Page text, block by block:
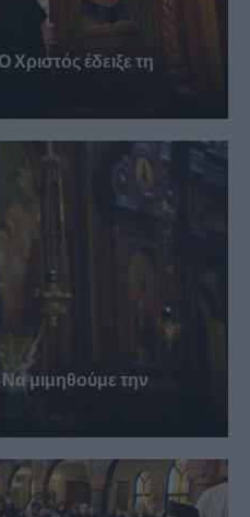
έδειξε τη
μιμηθούμε την